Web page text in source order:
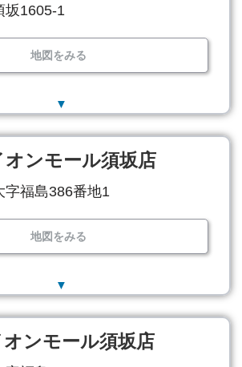
坂1605-1
地図をみる
▼
ンモール須坂店
字福島386番地1
地図をみる
▼
ンモール須坂店